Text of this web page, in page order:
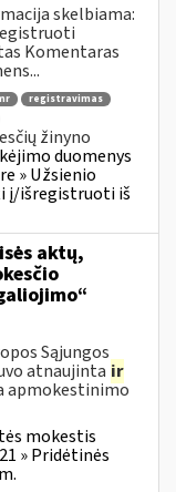
skelbiama:
Komentaras
registravimas
žinyno
duomenys
» Užsienio
į/išregistruoti iš
aktų,
Sąjungos
atnaujinta ir
apmokestinimo
mokestis
» Pridėtinės